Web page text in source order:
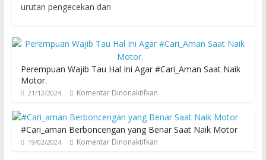
urutan pengecekan dan
Perempuan Wajib Tau Hal Ini Agar #Cari_Aman Saat Naik
Motor.
21/12/2024 Komentar Dinonaktifkan
#Cari_aman Berboncengan yang Benar Saat Naik Motor
19/02/2024 Komentar Dinonaktifkan